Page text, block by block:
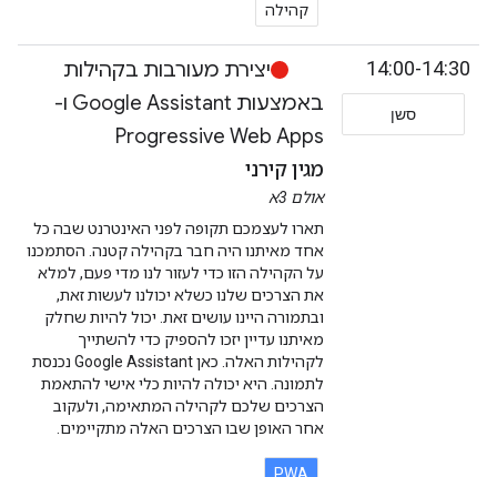
קהילה
14:00-14:30
סשן
יצירת מעורבות בקהילות
באמצעות Google Assistant ו-
Progressive Web Apps
מגין קירני
אולם 3א
תארו לעצמכם תקופה לפני האינטרנט שבה כל
אחד מאיתנו היה חבר בקהילה קטנה. הסתמכנו
על הקהילה הזו כדי לעזור לנו מדי פעם, למלא
את הצרכים שלנו כשלא יכולנו לעשות זאת,
ובתמורה היינו עושים זאת. יכול להיות שחלק
מאיתנו עדיין יזכו להספיק כדי להשתייך
לקהילות האלה. כאן Google Assistant נכנסת
לתמונה. היא יכולה להיות כלי אישי להתאמת
הצרכים שלכם לקהילה המתאימה, ולעקוב
אחר האופן שבו הצרכים האלה מתקיימים.